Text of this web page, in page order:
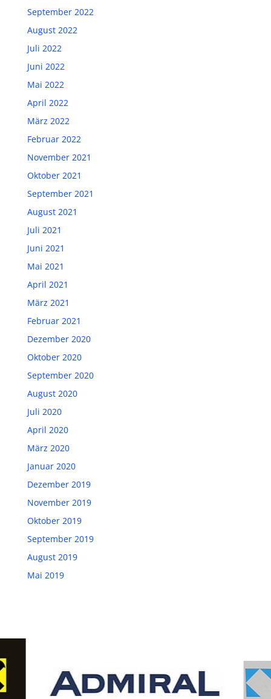
September 2022
August 2022
Juli 2022
Juni 2022
Mai 2022
April 2022
März 2022
Februar 2022
November 2021
Oktober 2021
September 2021
August 2021
Juli 2021
Juni 2021
Mai 2021
April 2021
März 2021
Februar 2021
Dezember 2020
Oktober 2020
September 2020
August 2020
Juli 2020
April 2020
März 2020
Januar 2020
Dezember 2019
November 2019
Oktober 2019
September 2019
August 2019
Mai 2019